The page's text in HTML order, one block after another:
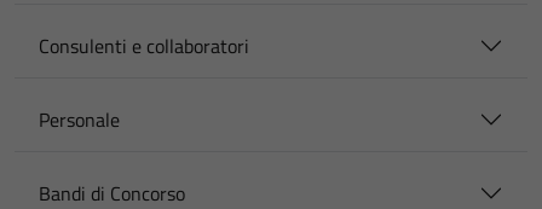
Consulenti e collaboratori
Personale
Bandi di Concorso